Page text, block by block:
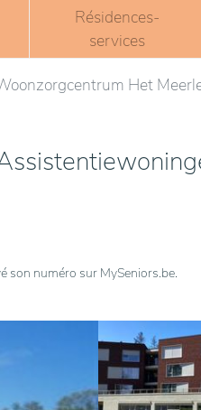
Résidences-
services
Het
son numéro sur MySeniors.be.